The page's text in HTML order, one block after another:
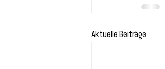
Aktuelle Beiträge